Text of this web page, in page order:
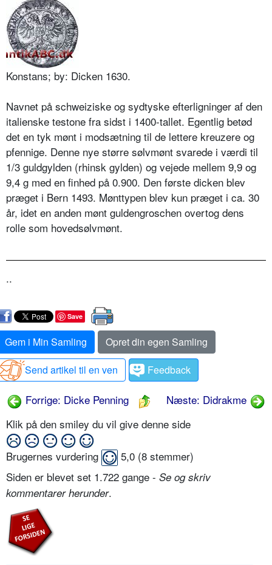
Konstans; by: Dicken 1630.
Navnet på schweiziske og sydtyske efterligninger af den
italienske testone fra sidst i 1400-tallet. Egentlig betød
det en tyk mønt i modsætning til de lettere kreuzere og
pfennige. Denne nye større sølvmønt svarede i værdi til
1/3 guldgylden (rhinsk gylden) og vejede mellem 9,9 og
9,4 g med en finhed på 0.900. Den første dicken blev
præget i Bern 1493. Mønttypen blev kun præget i ca. 30
år, idet en anden mønt guldengroschen overtog dens
rolle som hovedsølvmønt.
..
Save
Gem i Min Samling
Opret din egen Samling
Send artikel til en ven
Feedback
Forrige: Dicke Penning
Næste: Didrakme
Klik på den smiley du vil give denne side
Brugernes vurdering 5,0 (8 stemmer)
Siden er blevet set 1.722 gange - Se og skriv
kommentarer herunder.